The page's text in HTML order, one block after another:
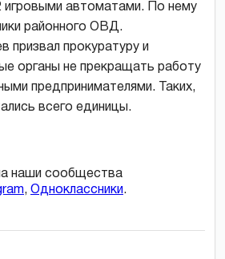
игровыми автоматами. По нему
районного ОВД.
призвал прокуратуру и
органы не прекращать работу
предпринимателями. Таких,
всего единицы.
наши сообщества
, Одноклассники.